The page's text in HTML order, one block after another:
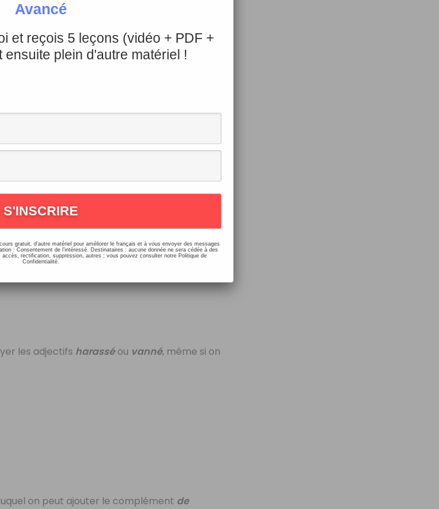
d’abord à l’adjectifexténué.
journée.
.
les adjectifs harasséou vanné, même si on
on peut ajouter le complément de
Avancé
et reçois 5 leçons (vidéo + PDF +
ensuite plein d'autre matériel !
gratuit, d’autre matériel pour améliorer le français et à vous envoyer des messages
: Consentement de l’intéressé. Destinataires : aucune donnée ne sera cédée à des
rectification, suppression, autres ; vous pouvez consulter notre Politique de
Confidentialité.